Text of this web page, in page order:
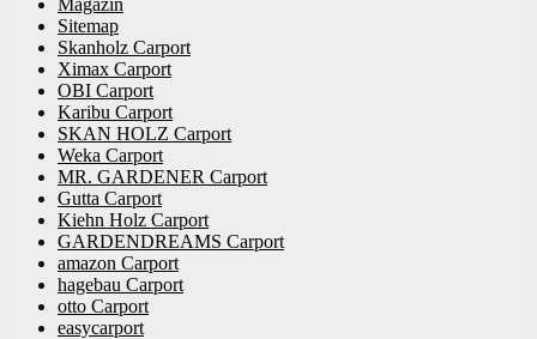
Magazin
Sitemap
Skanholz Carport
Ximax Carport
OBI Carport
Karibu Carport
SKAN HOLZ Carport
Weka Carport
MR. GARDENER Carport
Gutta Carport
Kiehn Holz Carport
GARDENDREAMS Carport
amazon Carport
hagebau Carport
otto Carport
easycarport